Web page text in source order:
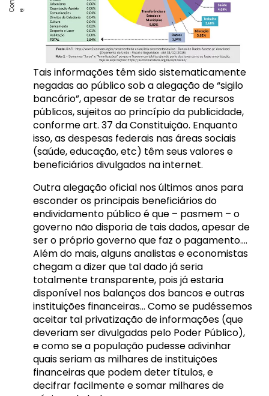
Tais informações têm sido sistematicamente
negadas ao público sob a alegação de “sigilo
bancário”, apesar de se tratar de recursos
públicos, sujeitos ao princípio da publicidade,
conforme art. 37 da Constituição. Enquanto
isso, as despesas federais nas áreas sociais
(saúde, educação, etc) têm seus valores e
beneficiários divulgados na internet.
Outra alegação oficial nos últimos anos para
esconder os principais beneficiários do
endividamento público é que – pasmem – o
governo não disporia de tais dados, apesar de
ser o próprio governo que faz o pagamento….
Além do mais, alguns analistas e economistas
chegam a dizer que tal dado já seria
totalmente transparente, pois já estaria
disponível nos balanços dos bancos e outras
instituições financeiras… Como se pudéssemos
aceitar tal privatização de informações (que
deveriam ser divulgadas pelo Poder Público),
e como se a população pudesse adivinhar
quais seriam as milhares de instituições
financeiras que podem deter títulos, e
decifrar facilmente e somar milhares de